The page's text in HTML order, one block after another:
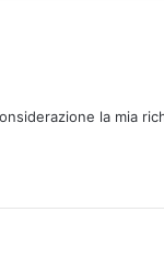
la mia